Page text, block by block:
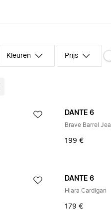
Kleuren Prijs
DANTE 6
Brave Barrel
199 €
DANTE 6
Hiara Cardigan
179 €